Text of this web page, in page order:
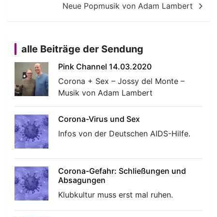
Neue Popmusik von Adam Lambert
alle Beiträge der Sendung
Pink Channel 14.03.2020
Corona + Sex – Jossy del Monte –
Musik von Adam Lambert
Corona-Virus und Sex
Infos von der Deutschen AIDS-Hilfe.
Corona-Gefahr: Schließungen und
Absagungen
Klubkultur muss erst mal ruhen.